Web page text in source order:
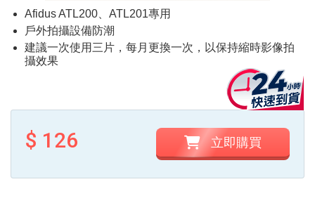
Afidus ATL200、ATL201專用
戶外拍攝設備防潮
建議一次使用三片，每月更換一次，以保持縮時影像拍
攝效果
$ 126 立即購買